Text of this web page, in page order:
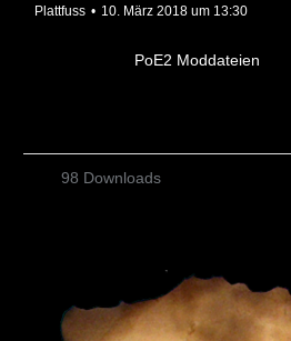
Plattfuss 10. März 2018 um 13:30
PoE2 Moddateien
98 Downloads